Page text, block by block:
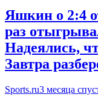
Яшкин о 2:4
раз
Надеялись,
Завтра
Sports.ru3 месяца